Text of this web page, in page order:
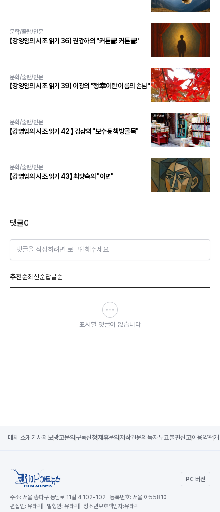
문학/출판/인문
【강영임의 시조 읽기 36】 권갑하의 "커튼콜! 커튼콜!"
문학/출판/인문
【강영임의 시조 읽기 39】 이광의 "행幸이란 이름의 손님"
문학/출판/인문
【강영임의 시조 읽기 42 】 김샴의 "보수동 책방골목"
문학/출판/인문
【강영임의 시조 읽기 43】 최양숙의 "이면"
댓글0
댓글을 작성하려면 로그인해주세요
추천순최신순답글순
표시할 댓글이 없습니다
매체 소개 기사제보광고문의 구독신청제휴문의 저작권문의 독자투고불편신고이용약관
PC 버전
주소: 서울 송파구 동남로 11길 4 102-102 등록번호: 서울 아55810
편집인: 유태귀 발행인: 유태귀 청소년보호책임자:유태귀